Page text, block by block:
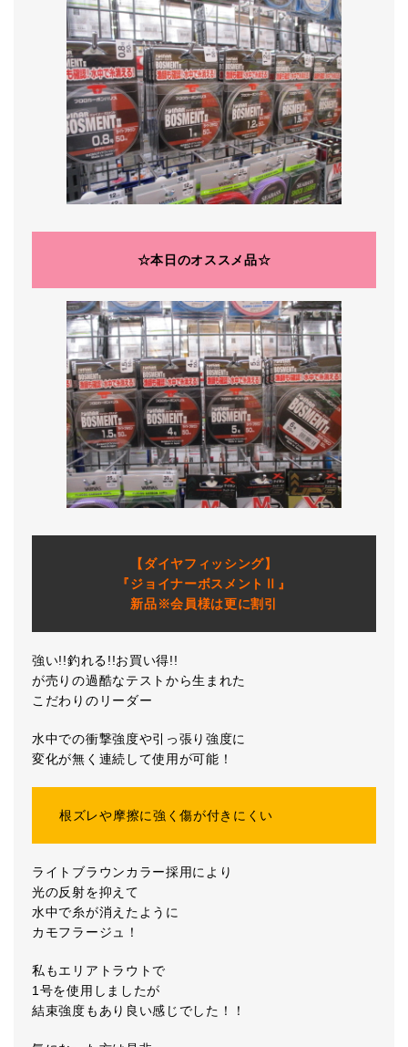
☆本日のオススメ品☆
【ダイヤフィッシング】
『ジョイナーボスメントⅡ』
新品※会員様は更に割引
強い!!釣れる!!お買い得!!
が売りの過酷なテストから生まれた
こだわりのリーダー
水中での衝撃強度や引っ張り強度に
変化が無く連続して使用が可能！
根ズレや摩擦に強く傷が付きにくい
ライトブラウンカラー採用により
光の反射を抑えて
水中で糸が消えたように
カモフラージュ！
私もエリアトラウトで
1号を使用しましたが
結束強度もあり良い感じでした！！